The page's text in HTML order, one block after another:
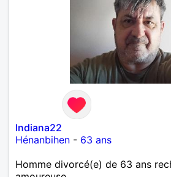
Indiana22
Hénanbihen - 63 ans
Homme divorcé(e) de 63 ans